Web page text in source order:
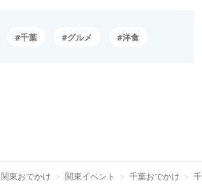
千葉 グルメ 洋食
関東おでかけ 関東イベント 千葉おでかけ